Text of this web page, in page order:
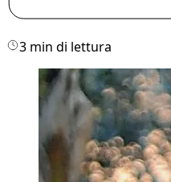
3 min di lettura